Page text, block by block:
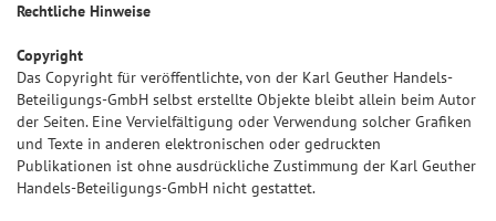
Rechtliche Hinweise
Copyright
Das Copyright für veröffentlichte, von der Karl Geuther Handels-
Beteiligungs-GmbH selbst erstellte Objekte bleibt allein beim Autor
der Seiten. Eine Vervielfältigung oder Verwendung solcher Grafiken
und Texte in anderen elektronischen oder gedruckten
Publikationen ist ohne ausdrückliche Zustimmung der Karl Geuther
Handels-Beteiligungs-GmbH nicht gestattet.